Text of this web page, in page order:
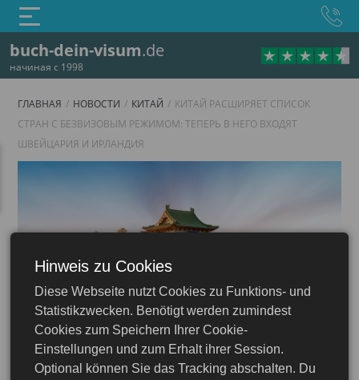
buch-dein-visum.de
начиная с 1998
Китай
ГЛАВНАЯ НОВОСТИ КИТАЙ
КИТАЙ РАСШИРЯЕТ СПИСОК
СТРАН С БЕЗВИЗОВЫМ РЕЖИМОМ: ТЕПЕРЬ В НЕГО ВХОДЯТ
ШВЕЙЦАРИЯ И ИРЛАНДИЯ
25.01.2024
Hinweis zu Cookies
Diese Webseite nutzt Cookies zu Funktions- und
Statistikzwecken. Benötigt werden zumindest
Cookies zum Speichern Ihrer Cookie-
Einstellungen und zum Erhalt ihrer Session.
Optional können Sie das Tracking abschalten. Du